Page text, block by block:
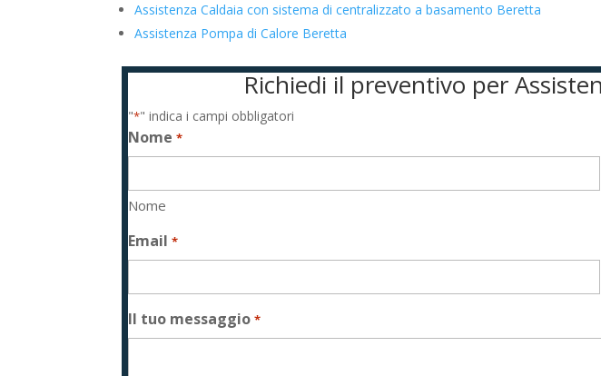
Assistenza Caldaia con sistema di centralizzato a basamento Beretta
Assistenza Pompa di Calore Beretta
Richiedi il preventivo per
"*" indica i campi obbligatori
Nome *
Nome
Email *
Il tuo messaggio *